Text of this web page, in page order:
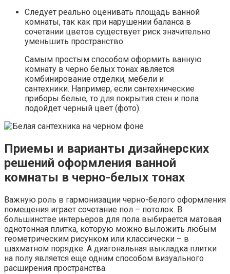
Следует реально оценивать площадь ванной
комнаты, так как при нарушении баланса в
сочетании цветов существует риск значительно
уменьшить пространство.
Самым простым способом оформить ванную
комнату в черно белых тонах является
комбинирование отделки, мебели и
сантехники. Например, если сантехнические
приборы белые, то для покрытия стен и пола
подойдет черный цвет (фото).
Приемы и варианты дизайнерских
решений оформления ванной
комнаты в черно-белых тонах
Важную роль в гармонизации черно-белого оформления
помещения играет сочетание пол – потолок. В
большинстве интерьеров для пола выбирается матовая
однотонная плитка, которую можно выложить любым
геометрическим рисунком или классически – в
шахматном порядке. А диагональная выкладка плитки
на полу является еще одним способом визуального
расширения пространства.